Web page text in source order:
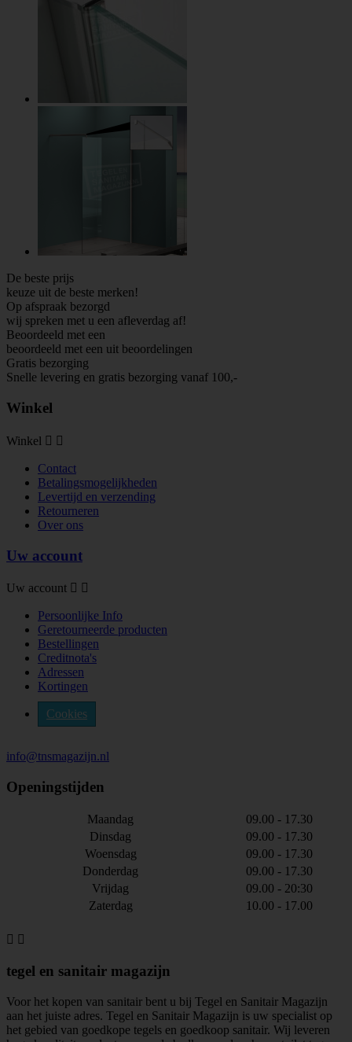
De beste prijs
keuze uit de beste merken!
Op afspraak bezorgd
wij spreken met u een afleverdag af!
Beoordeeld met een
beoordeeld met een uit beoordelingen
Gratis bezorging
Snelle levering en gratis bezorging vanaf 100,-
Winkel
Winkel  
Contact
Betalingsmogelijkheden
Levertijd en verzending
Retourneren
Over ons
Uw account
Uw account  
Persoonlijke Info
Geretourneerde producten
Bestellingen
Creditnota's
Adressen
Kortingen
Cookies
info@tnsmagazijn.nl
Openingstijden
Maandag
09.00 - 17.30
Dinsdag
09.00 - 17.30
Woensdag
09.00 - 17.30
Donderdag
09.00 - 17.30
Vrijdag
09.00 - 20:30
Zaterdag
10.00 - 17.00
 
tegel en sanitair magazijn
Voor het kopen van sanitair bent u bij Tegel en Sanitair Magazijn
aan het juiste adres. Tegel en Sanitair Magazijn is uw specialist op
het gebied van goedkope tegels en goedkoop sanitair. Wij leveren